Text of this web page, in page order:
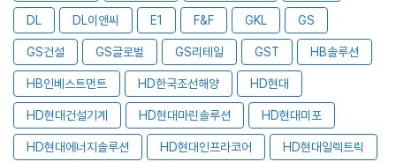
DL DL이앤씨 E1 F&F GKL GS
GS건설 GS글로벌 GS리테일 GST HB솔루션
HB인베스트먼트 HD한국조선해양 HD현대
HD현대건설기계 HD현대마린솔루션 HD현대미포
HD현대에너지솔루션 HD현대인프라코어 HD현대일렉트릭